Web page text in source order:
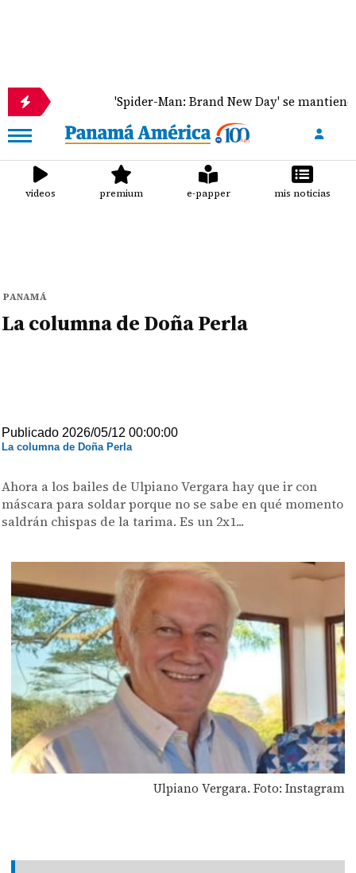
'Spider-Man: Brand New Day' se mantiene
videos premium e-papper mis noticias
PANAMÁ
La columna de Doña Perla
Publicado 2026/05/12 00:00:00
La columna de Doña Perla
Ahora a los bailes de Ulpiano Vergara hay que ir con
máscara para soldar porque no se sabe en qué momento
saldrán chispas de la tarima. Es un 2x1...
Ulpiano Vergara. Foto: Instagram